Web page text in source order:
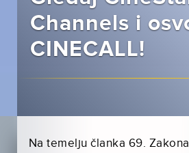
Channels i
CINECALL!
Na temelju članka 69.